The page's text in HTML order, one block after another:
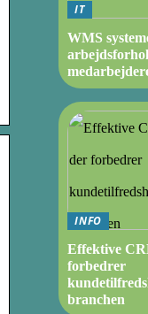
IT
WMS
INFO
Effektive
forbedrer
branchen